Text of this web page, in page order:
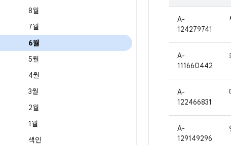
8월
7월
6월
5월
4월
3월
2월
1월
색인
A-
124279741
A-
111660442
A-
122466831
A-
129149296